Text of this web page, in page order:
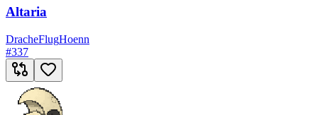
Altaria
DracheFlugHoenn
#337